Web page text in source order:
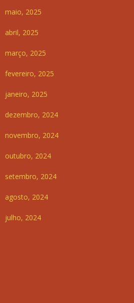
maio, 2025
abril, 2025
março, 2025
fevereiro, 2025
janeiro, 2025
dezembro, 2024
novembro, 2024
outubro, 2024
setembro, 2024
agosto, 2024
julho, 2024